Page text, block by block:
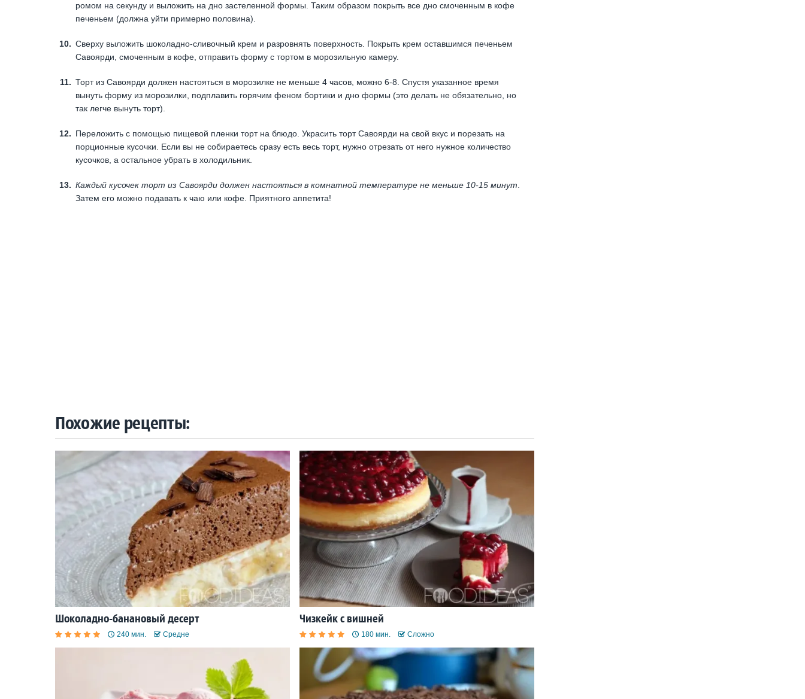
ромом на секунду и выложить на дно застеленной формы. Таким образом покрыть все дно смоченным в кофе
печеньем (должна уйти примерно половина).
Сверху выложить шоколадно-сливочный крем и разровнять поверхность. Покрыть крем оставшимся печеньем
Савоярди, смоченным в кофе, отправить форму с тортом в морозильную камеру.
Торт из Савоярди должен настояться в морозилке не меньше 4 часов, можно 6-8. Спустя указанное время
вынуть форму из морозилки, подплавить горячим феном бортики и дно формы (это делать не обязательно, но
так легче вынуть торт).
Переложить с помощью пищевой пленки торт на блюдо. Украсить торт Савоярди на свой вкус и порезать на
порционные кусочки. Если вы не собираетесь сразу есть весь торт, нужно отрезать от него нужное количество
кусочков, а остальное убрать в холодильник.
Каждый кусочек торт из Савоярди должен настояться в комнатной температуре не меньше 10-15 минут
Затем его можно подавать к чаю или кофе. Приятного аппетита!
Похожие рецепты:
Шоколадно-банановый десерт
240 мин. Средне
Чизкейк с вишней
180 мин. Сложно